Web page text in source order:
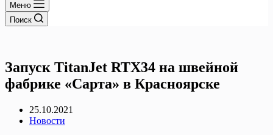
Меню
Поиск
Запуск TitanJet RTX34 на швейной
фабрике «Сарта» в Красноярске
25.10.2021
Новости